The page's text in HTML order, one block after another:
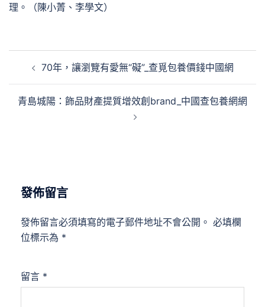
理。（陳小菁、李學文）
覽
70年，讓瀏覽有愛無“礙”_查覓包養價錢中國網
青島城陽：飾品財產提質增效創brand_中國查包養網網
發佈留言
發佈留言必須填寫的電子郵件地址不會公開。 必填欄
位標示為 *
留言 *